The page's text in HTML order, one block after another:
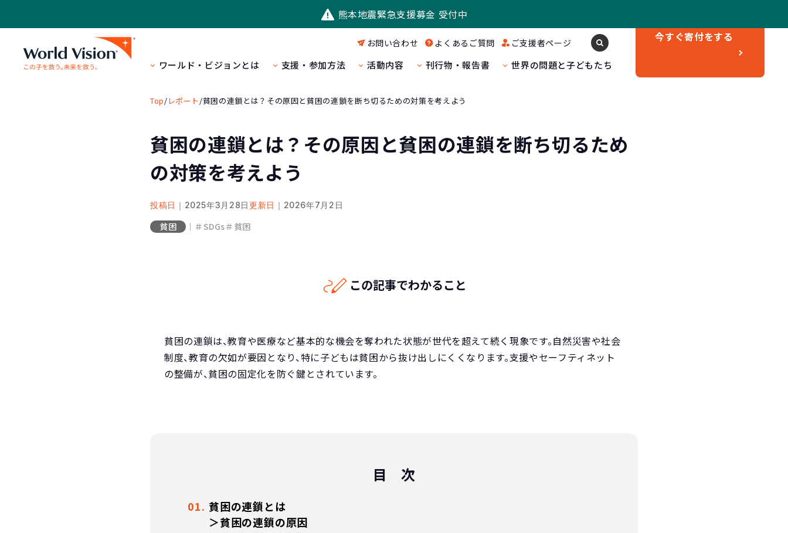
熊本地震緊急支援募金 受付中
お問い合わせ よくあるご質問 ご支援者ページ
ワールド・ビジョンとは 支援・参加方法 活動内容 刊行物・報告書 世界の問題と子どもたち
今すぐ寄付をする
Top/ レポート /貧困の連鎖とは？その原因と貧困の連鎖を断ち切るための対策を考えよう
貧困の連鎖とは？その原因と貧困の連鎖を断ち切るため
の対策を考えよう
投稿日 ｜2025年3月28日更新日 ｜2026年7月2日
貧困 ｜ ＃SDGs＃貧困
この記事でわかること
貧困の連鎖は、教育や医療など基本的な機会を奪われた状態が世代を超えて続く現象です。自然災害や社会
制度、教育の欠如が要因となり、特に子どもは貧困から抜け出しにくくなります。支援やセーフティネット
の整備が、貧困の固定化を防ぐ鍵とされています。
目 次
貧困の連鎖とは
＞貧困の連鎖の原因